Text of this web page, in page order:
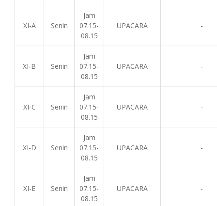
XI-A Senin
Jam
07.15-
08.15
UPACARA -
XI-B Senin
Jam
07.15-
08.15
UPACARA -
XI-C Senin
Jam
07.15-
08.15
UPACARA -
XI-D Senin
Jam
07.15-
08.15
UPACARA -
XI-E Senin
Jam
07.15-
08.15
UPACARA -